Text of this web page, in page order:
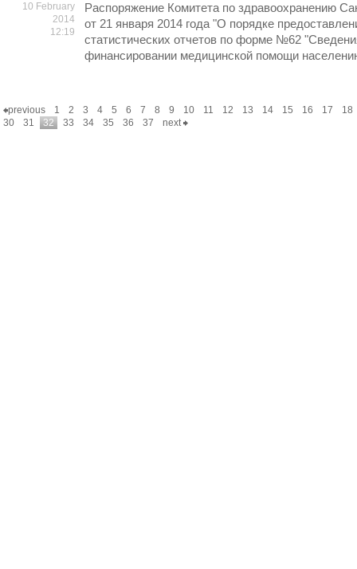
10 February
2014
12:19
Распоряжение Комитета по здравоохранению
от 21 января 2014 года "О порядке
статистических отчетов по форме №62
финансировании медицинской помощи
previous 1 2 3 4 5 6 7 8 9 10 11 12 13 14 15 16 17
18
30
31 32 33 34 35 36 37 next